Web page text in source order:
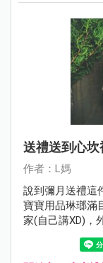
送禮送到心
作者：L媽
說到彌月送禮這
寶寶用品琳瑯滿
家(自己講XD)，
一下吧！好的
您的禮物就會